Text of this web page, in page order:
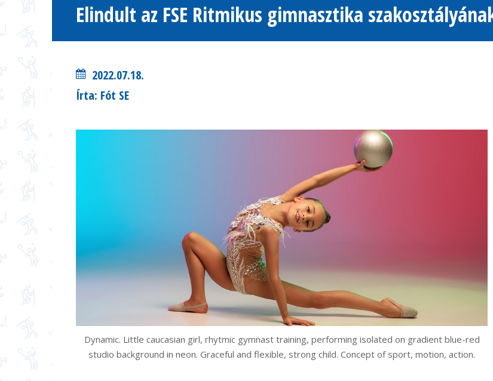
Elindult az FSE Ritmikus gimnasztika
2022.07.18.
Írta: Fót SE
Dynamic. Little caucasian girl, rhytmic gymnast training, performing isolated on gradient blue-red
studio background in neon. Graceful and flexible, strong child. Concept of sport, motion, action.